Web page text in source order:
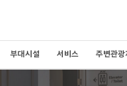
부대시설 서비스 주변관광